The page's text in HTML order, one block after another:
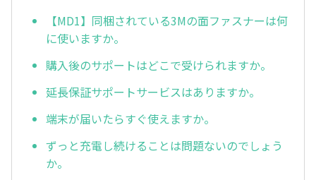
【MD1】同梱されている3Mの面ファスナーは何
に使いますか。
購入後のサポートはどこで受けられますか。
延長保証サポートサービスはありますか。
端末が届いたらすぐ使えますか。
ずっと充電し続けることは問題ないのでしょう
か。